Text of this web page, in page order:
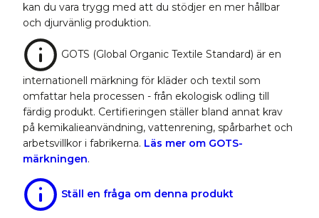
kan du vara trygg med att du stödjer en mer hållbar
och djurvänlig produktion.
GOTS (Global Organic Textile Standard) är en
internationell märkning för kläder och textil som
omfattar hela processen - från ekologisk odling till
färdig produkt. Certifieringen ställer bland annat krav
på kemikalieanvändning, vattenrening, spårbarhet och
arbetsvillkor i fabrikerna. Läs mer om GOTS-
märkningen.
Ställ en fråga om denna produkt